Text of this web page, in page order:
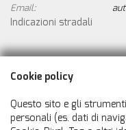
Email:
Indicazioni stradali
Dati fiscali:
Automobili Low Cost Srls
Via Biturgense n. 74,
C.F/P.IVA:02546800414
Cookie policy
Questo sito e gli
personali (es. dati di